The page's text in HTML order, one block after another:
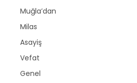
Muğla’dan
Milas
Asayiş
Vefat
Genel